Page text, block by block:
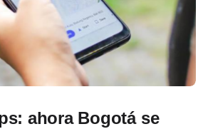
ahora Bogotá se